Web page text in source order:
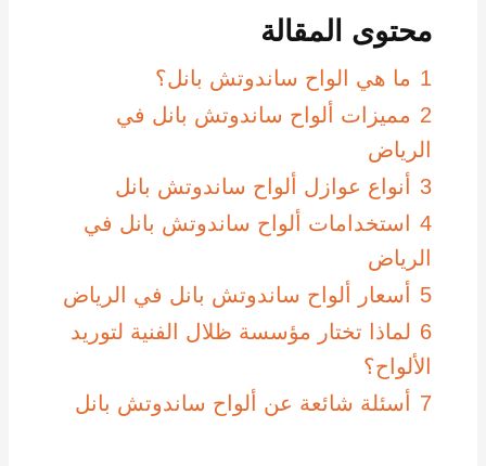
محتوى المقالة
1 ما هي الواح ساندوتش بانل؟
2 مميزات ألواح ساندوتش بانل في
الرياض
3
أنواع عوازل ألواح ساندوتش بانل
4
استخدامات ألواح ساندوتش بانل في
الرياض
5
أسعار ألواح ساندوتش بانل في الرياض
6 لماذا تختار مؤسسة ظلال الفنية لتوريد
الألواح؟
7
أسئلة شائعة عن ألواح ساندوتش بانل